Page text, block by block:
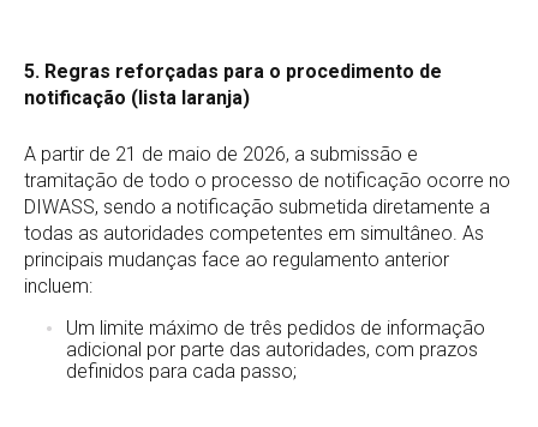
5. Regras reforçadas para o procedimento de
notificação (lista laranja)
A partir de 21 de maio de 2026, a submissão e
tramitação de todo o processo de notificação ocorre no
DIWASS, sendo a notificação submetida diretamente a
todas as autoridades competentes em simultâneo. As
principais mudanças face ao regulamento anterior
incluem:
Um limite máximo de três pedidos de informação
adicional por parte das autoridades, com prazos
definidos para cada passo;